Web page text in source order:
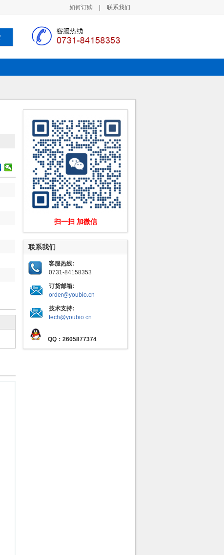
如何订购 联系我们
扫一扫 加微信
联系我们
客服热线:
0731-84158353
订货邮箱:
order@youbio.cn
技术支持:
tech@youbio.cn
QQ：2605877374